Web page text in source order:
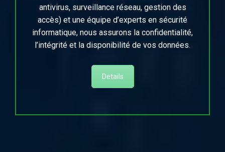
antivirus, surveillance réseau, gestion des
accès) et une équipe d’experts en sécurité
informatique, nous assurons la confidentialité,
l’intégrité et la disponibilité de vos données.
Details